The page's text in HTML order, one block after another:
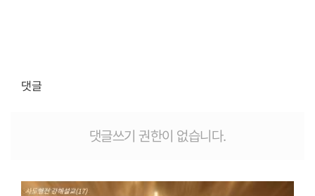
댓글
댓글쓰기 권한이 없습니다.